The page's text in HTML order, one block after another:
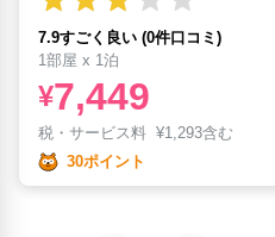
7.9すごく良い (0件口コミ)
1部屋 x 1泊
¥7,449
税・サービス料 ¥1,293含む
30ポイント